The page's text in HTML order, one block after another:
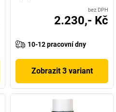
bez DPH
2.230,- Kč
10-12 pracovní dny
Zobrazit 3 variant